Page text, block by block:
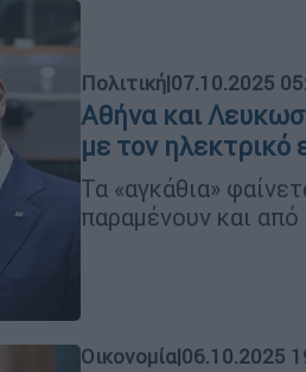
Πολιτική|07.10.2025
Αθήνα και
με τον ηλεκτρικό
Τα «αγκάθια»
παραμένουν και
Οικονομία|06.10.2025